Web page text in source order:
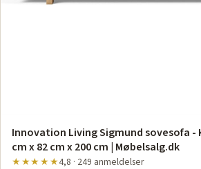
Innovation Living Sigmund sovesofa -
cm x 82 cm x 200 cm | Møbelsalg.dk
★★★★★4,8 · 249 anmeldelser